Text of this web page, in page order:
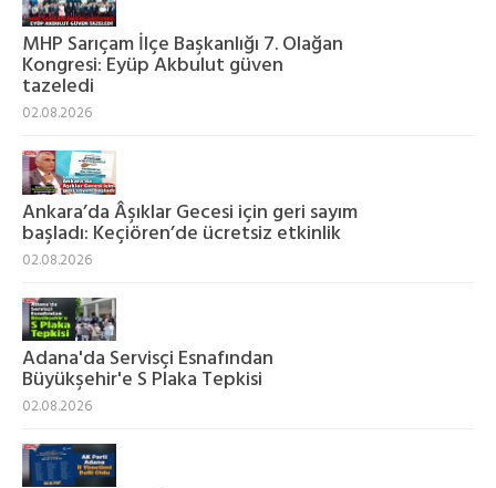
MHP Sarıçam İlçe Başkanlığı 7. Olağan
Kongresi: Eyüp Akbulut güven
tazeledi
02.08.2026
Ankara’da Âşıklar Gecesi için geri sayım
başladı: Keçiören’de ücretsiz etkinlik
02.08.2026
Adana'da Servisçi Esnafından
Büyükşehir'e S Plaka Tepkisi
02.08.2026